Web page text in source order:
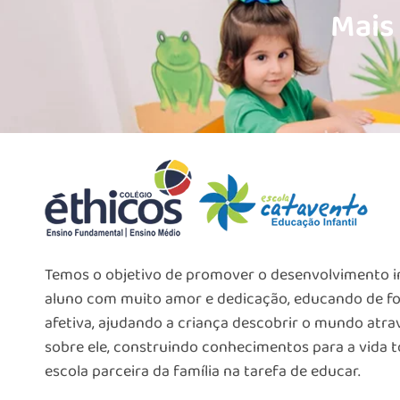
Temos o objetivo de promover o desenvolvimento
aluno com muito amor e dedicação, educando de
afetiva, ajudando a criança descobrir o mundo
sobre ele, construindo conhecimentos para a vida
escola parceira da família na tarefa de educar.